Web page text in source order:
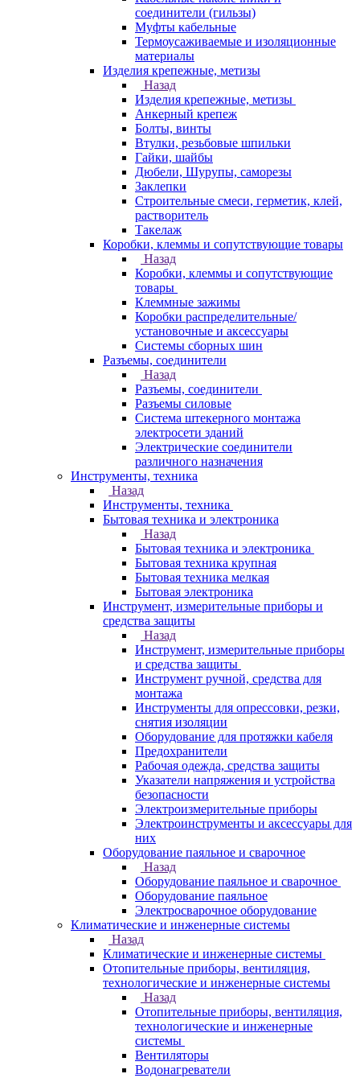
соединители (гильзы)
Муфты кабельные
Термоусаживаемые и изоляционные
материалы
Изделия крепежные, метизы
Назад
Изделия крепежные, метизы
Анкерный крепеж
Болты, винты
Втулки, резьбовые шпильки
Гайки, шайбы
Дюбели, Шурупы, саморезы
Заклепки
Строительные смеси, герметик, клей,
растворитель
Такелаж
Коробки, клеммы и сопутствующие товары
Назад
Коробки, клеммы и сопутствующие
товары
Клеммные зажимы
Коробки распределительные/
установочные и аксессуары
Системы сборных шин
Разъемы, соединители
Назад
Разъемы, соединители
Разъемы силовые
Система штекерного монтажа
электросети зданий
Электрические соединители
различного назначения
Инструменты, техника
Назад
Инструменты, техника
Бытовая техника и электроника
Назад
Бытовая техника и электроника
Бытовая техника крупная
Бытовая техника мелкая
Бытовая электроника
Инструмент, измерительные приборы и
средства защиты
Назад
Инструмент, измерительные приборы
и средства защиты
Инструмент ручной, средства для
монтажа
Инструменты для опрессовки, резки,
снятия изоляции
Оборудование для протяжки кабеля
Предохранители
Рабочая одежда, средства защиты
Указатели напряжения и устройства
безопасности
Электроизмерительные приборы
Электроинструменты и аксессуары для
них
Оборудование паяльное и сварочное
Назад
Оборудование паяльное и сварочное
Оборудование паяльное
Электросварочное оборудование
Климатические и инженерные системы
Назад
Климатические и инженерные системы
Отопительные приборы, вентиляция,
технологические и инженерные системы
Назад
Отопительные приборы, вентиляция,
технологические и инженерные
системы
Вентиляторы
Водонагреватели